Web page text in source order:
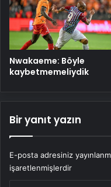
Nwakaeme: Böyle
kaybetmemeliydik
Bir yanıt yazın
E-posta adresiniz
işaretlenmişlerdir